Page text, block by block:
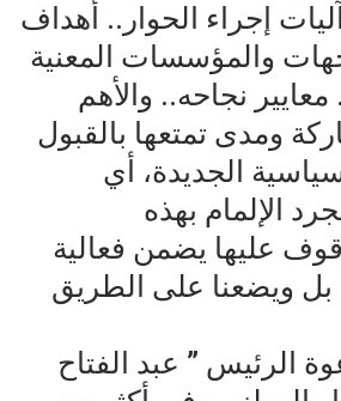
إجراء الحوار.. أهداف
والمؤسسات المعنية
معايير نجاحه.. والأهم
ومدى تمتعها بالقبول
الجديدة، أي
الإلمام بهذه
عليها يضمن فعالية
بل ويضعنا على الطريق
الرئيس ” عبد الفتاح